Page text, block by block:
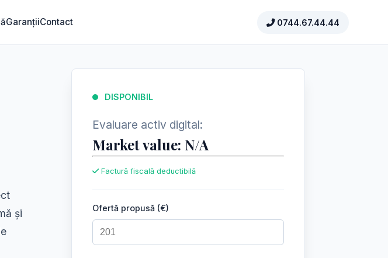
GaranțiiContact 0744.67.44.44
și
DISPONIBIL
Evaluare activ digital:
Market value: N/A
Factură fiscală deductibilă
Ofertă propusă (€)